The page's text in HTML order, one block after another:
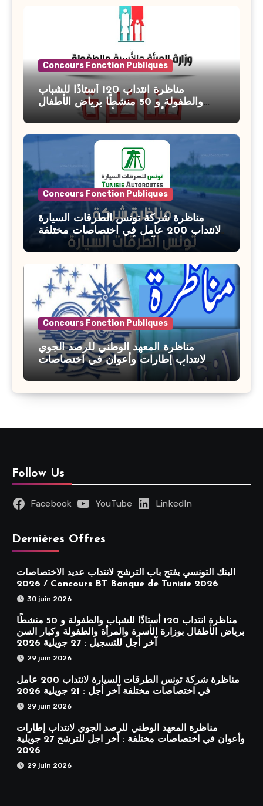
Concours Fonction Publiques
مناظرة انتداب 120 أستاذًا للشباب
والطفولة و 50 منشطًا برياض الأطفال
بوزارة الأسرة والمرأة والطفولة وكبار
السن آخر أجل للتسجيل : 27 جويلية 2026
Concours Fonction Publiques
مناظرة شركة تونس الطرقات السيارة
لانتداب 200 عامل في اختصاصات مختلفة
آخر أجل : 21 جويلية 2026
Concours Fonction Publiques
مناظرة المعهد الوطني للرصد الجوي
لانتداب إطارات وأعوان في اختصاصات
مختلفة : أخر اجل للترشح 27 جويلية 2026
Follow Us
Facebook YouTube LinkedIn
Dernières Offres
البنك التونسي يفتح باب الترشح لانتداب عديد الاختصاصات
2026 / Concours BT Banque de Tunisie 2026
30 juin 2026
مناظرة انتداب 120 أستاذًا للشباب والطفولة و 50 منشطًا
برياض الأطفال بوزارة الأسرة والمرأة والطفولة وكبار السن
آخر أجل للتسجيل : 27 جويلية 2026
29 juin 2026
مناظرة شركة تونس الطرقات السيارة لانتداب 200 عامل
في اختصاصات مختلفة آخر أجل : 21 جويلية 2026
29 juin 2026
مناظرة المعهد الوطني للرصد الجوي لانتداب إطارات
وأعوان في اختصاصات مختلفة : أخر اجل للترشح 27 جويلية
2026
29 juin 2026